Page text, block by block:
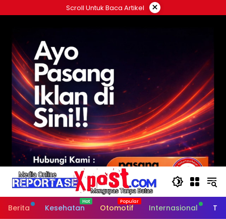
ke
Scroll Untuk Baca Artikel ×
Berita Kesehatan Otomotif Internasional